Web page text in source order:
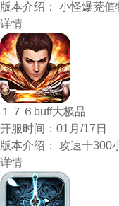
版本介绍：
小怪爆茺值
详情
１７６buff大极品
开服时间： 01月/17日
版本介绍：
攻速十300
详情